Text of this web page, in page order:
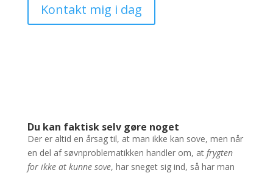
Kontakt mig i dag
Du kan faktisk selv gøre noget
Der er altid en årsag til, at man ikke kan sove, men når
en del af søvnproblematikken handler om, at frygten
for ikke at kunne sove, har sneget sig ind, så har man